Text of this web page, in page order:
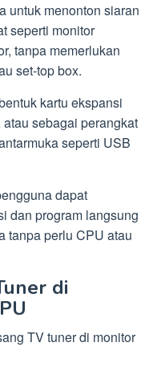
untuk menonton siaran
seperti monitor
tanpa memerlukan
set-top box.
kartu ekspansi
sebagai perangkat
seperti USB
dapat
dan program langsung
tanpa perlu CPU atau
di
TV tuner di monitor